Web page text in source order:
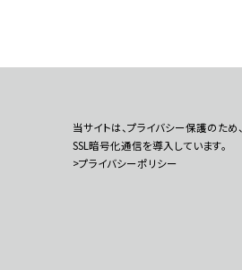
当サイトは、プライバシー保護のため、
SSL暗号化通信を導入しています。
>プライバシーポリシー